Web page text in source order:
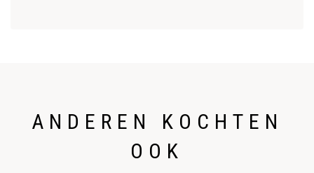
ANDEREN KOCHTEN
OOK